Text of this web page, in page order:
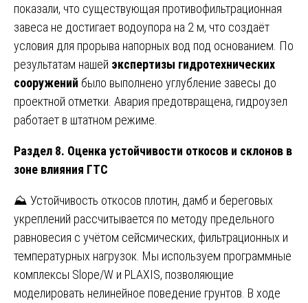
показали, что существующая противофильтрационная
завеса не достигает водоупора на 2 м, что создаёт
условия для прорыва напорных вод под основанием. По
результатам нашей экспертизы гидротехнических
сооружений было выполнено углубление завесы до
проектной отметки. Авария предотвращена, гидроузел
работает в штатном режиме.
Раздел 8. Оценка устойчивости откосов и склонов в
зоне влияния ГТС
⛰️ Устойчивость откосов плотин, дамб и береговых
укреплений рассчитывается по методу предельного
равновесия с учётом сейсмических, фильтрационных и
температурных нагрузок. Мы используем программные
комплексы Slope/W и PLAXIS, позволяющие
моделировать нелинейное поведение грунтов. В ходе